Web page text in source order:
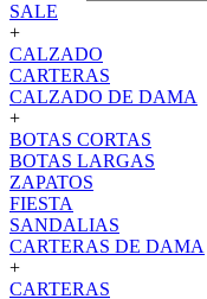
SALE
+
CALZADO
CARTERAS
CALZADO DE DAMA
+
BOTAS CORTAS
BOTAS LARGAS
ZAPATOS
FIESTA
SANDALIAS
CARTERAS DE DAMA
+
CARTERAS